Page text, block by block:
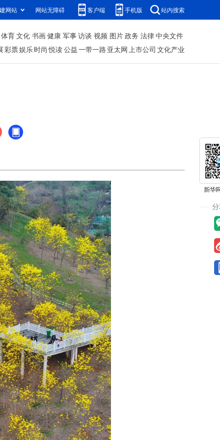
网站 网站无障碍 客户端 手机版 站内搜索
体育文化 书画健康 军事访谈 视频 图片政务 法律中央文件
彩票娱乐时尚 悦读公益一带一路 亚太网上市公司 文化产业